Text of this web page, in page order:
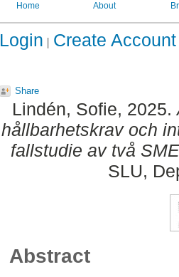
Home About
Login Create Account
Share
Lindén, Sofie, 2025.
hållbarhetskrav och
fallstudie av två
SLU,
Abstract